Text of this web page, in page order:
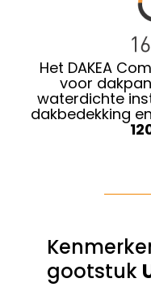
Het DAKEA
voor
waterdichte
dakbedekking
gootstuk